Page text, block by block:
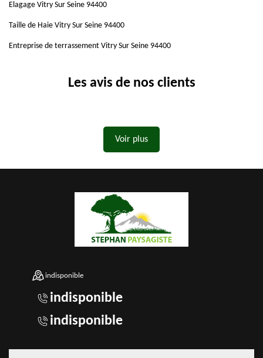
Elagage Vitry Sur Seine 94400
Taille de Haie Vitry Sur Seine 94400
Entreprise de terrassement Vitry Sur Seine 94400
Les avis de nos clients
Voir plus
indisponible
indisponible
indisponible